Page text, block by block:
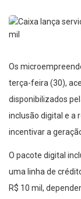
Os
terça-feira (30),
disponibilizados
inclusão digital e a
incentivar a
O pacote digital
uma linha de
R$ 10 mil,